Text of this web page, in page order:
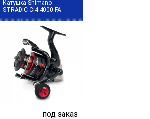
Катушка Shimano
STRADIC CI4 4000 FA
под заказ